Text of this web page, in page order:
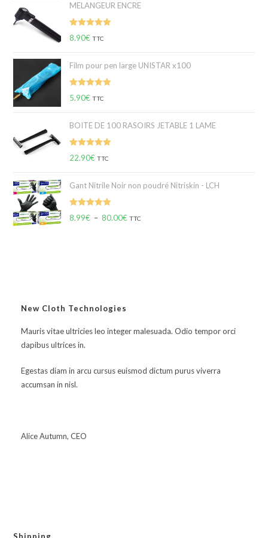
MELANGEUR ENCRE
Note5.00
8.90€ TTC
Film pour pen large UNISTAR x100
Note5.00
5.90€ TTC
BOITE DE 100 RASOIRS JETABLE 1 LAME
Note5.00
22.90€ TTC
Gant Nitrile Noir non poudré Nitriskin - LCH
Note5.00
8.99€ – 80.00€ TTC
New Cloth Technologies
Mauris vitae ultricies leo integer malesuada. Odio tempor orci
dapibus ultrices in.
Egestas diam in arcu cursus euismod dictum purus viverra
accumsan in nisl.
Alice Autumn, CEO